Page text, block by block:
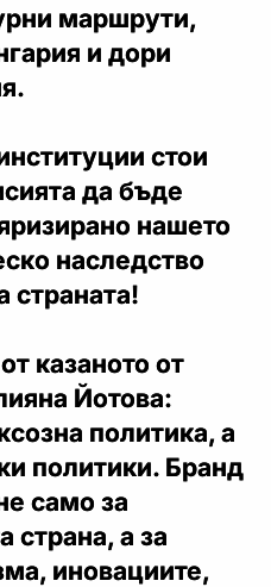
маршрути,
и дори
стои
да бъде
нашето
наследство
страната!
казаното от
Йотова:
политика, а
политики. Бранд
само за
страна, а за
иновациите,